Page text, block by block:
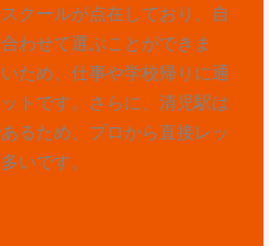
クールが点在しており、自
わせて選ぶことができま
ため、仕事や学校帰りに通
トです。さらに、清児駅は
るため、プロから直接レッ
いです。